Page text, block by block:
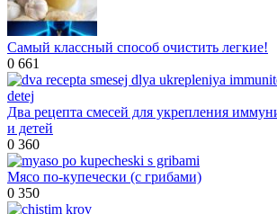
Самый классный способ очистить легкие!
0 661
Два рецепта смесей для укрепления
и детей
0 360
Мясо по-купечески (с грибами)
0 350